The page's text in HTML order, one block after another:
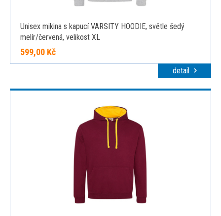
Unisex mikina s kapucí VARSITY HOODIE, světle šedý
melír/červená, velikost XL
599,00 Kč
detail